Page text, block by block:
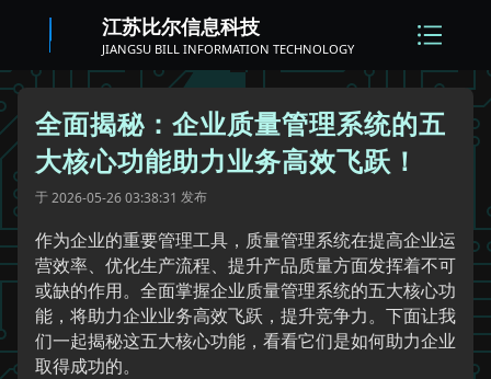
江苏比尔信息科技
JIANGSU BILL INFORMATION TECHNOLOGY
全面揭秘：企业质量管理系统的五
大核心功能助力业务高效飞跃！
于2026-05-26 03:38:31 发布
作为企业的重要管理工具，质量管理系统在提高企业运
营效率、优化生产流程、提升产品质量方面发挥着不可
或缺的作用。全面掌握企业质量管理系统的五大核心功
能，将助力企业业务高效飞跃，提升竞争力。下面让我
们一起揭秘这五大核心功能，看看它们是如何助力企业
取得成功的。